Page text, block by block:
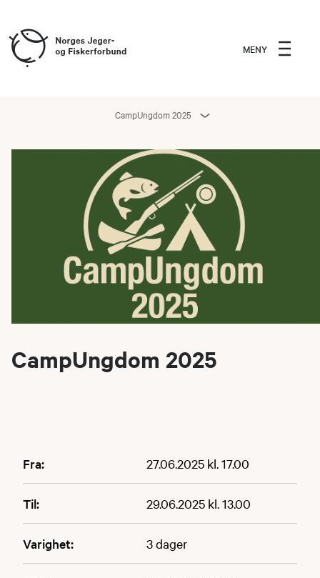
MENY
CampUngdom 2025
CampUngdom 2025
Fra: 27.06.2025 kl. 17.00
Til: 29.06.2025 kl. 13.00
Varighet: 3 dager